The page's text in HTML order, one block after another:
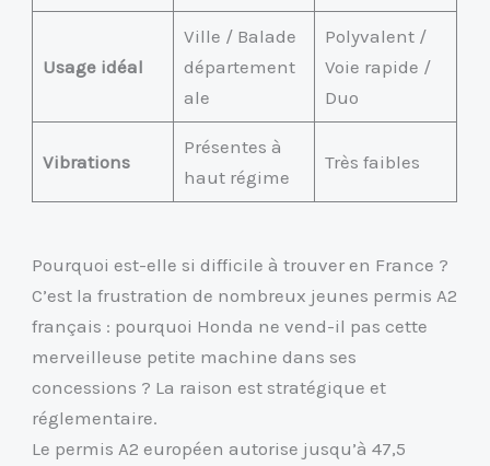
Usage idéal
Ville / Balade
département
ale
Polyvalent /
Voie rapide /
Duo
Vibrations
Présentes à
haut régime
Très faibles
Pourquoi est-elle si difficile à trouver en France ?
C’est la frustration de nombreux jeunes permis A2
français : pourquoi Honda ne vend-il pas cette
merveilleuse petite machine dans ses
concessions ? La raison est stratégique et
réglementaire.
Le permis A2 européen autorise jusqu’à 47,5